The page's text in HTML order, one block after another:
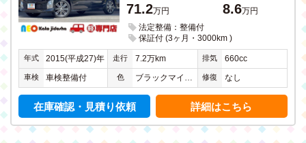
71.2万円 8.6万円
法定整備：整備付
保証付 (3ヶ月・3000km )
年式 2015(平成27)年 走行 7.2万km 排気 660cc
車検 車検整備付 色 ブラックマイカメタリック 修復 なし
在庫確認・見積り依頼 詳細はこちら